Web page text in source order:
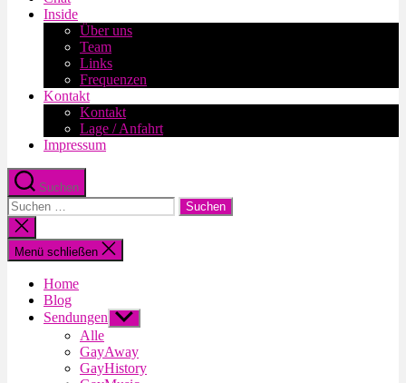
Inside
Über uns
Team
Links
Frequenzen
Kontakt
Kontakt
Lage / Anfahrt
Impressum
Suchen
Suche
nach:
Suche
schließen
Menü schließen
Home
Blog
Sendungen Untermenü
anzeigen
Alle
GayAway
GayHistory